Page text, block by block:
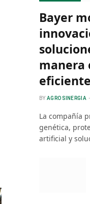
Bayer
manera
eficiente
BY AGRO SINERGIA
La compañía
genética,
artificial y